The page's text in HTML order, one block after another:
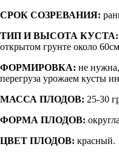
СРОК СОЗРЕВАНИЯ:
ТИП И ВЫСОТА КУСТА:
открытом грунте около
ФОРМИРОВКА: не
перегруза урожаем кусты
МАССА ПЛОДОВ: 25-30
ФОРМА ПЛОДОВ:
ЦВЕТ ПЛОДОВ: красный.